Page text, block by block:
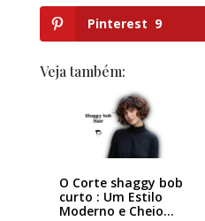
Pinterest 9
Veja também:
O Corte shaggy bob
curto : Um Estilo
Moderno e Cheio…